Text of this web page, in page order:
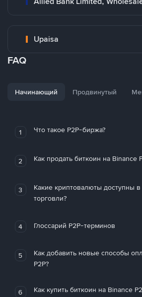
Upaisa
FAQ
Начинающий Продвинутый
1 Что такое P2P-биржа?
2 Как продать биткоин на Binance
3
Какие криптовалюты доступны
торговли?
4 Глоссарий P2P-терминов
5
Как добавить новые способы
P2P?
6 Как купить биткоин на Binance